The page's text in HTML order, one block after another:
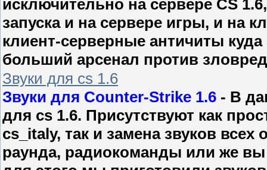
исключительно на сервере CS
запуска и на сервере игры, и на
клиент-серверные античиты
больший арсенал против
Звуки для cs 1.6
Звуки для Counter-Strike 1.6 - В
для cs 1.6. Присутствуют как
cs_italy, так и замена звуков
раунда, радиокоманды или же вы